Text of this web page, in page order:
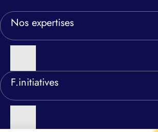
Nos expertises
F.initiatives